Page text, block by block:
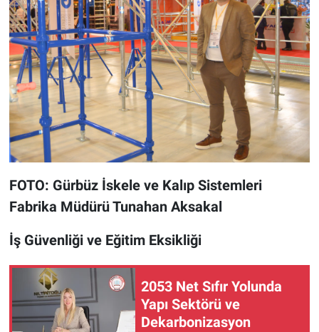
FOTO: Gürbüz İskele ve Kalıp Sistemleri
Fabrika Müdürü Tunahan Aksakal
İş Güvenliği ve Eğitim Eksikliği
2053 Net Sıfır Yolunda
Yapı Sektörü ve
Dekarbonizasyon